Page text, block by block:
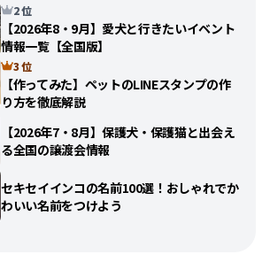
2 位
【2026年8・9月】愛犬と行きたいイベント
情報一覧【全国版】
3 位
【作ってみた】ペットのLINEスタンプの作
り方を徹底解説
【2026年7・8月】保護犬・保護猫と出会え
る全国の譲渡会情報
セキセイインコの名前100選！おしゃれでか
わいい名前をつけよう